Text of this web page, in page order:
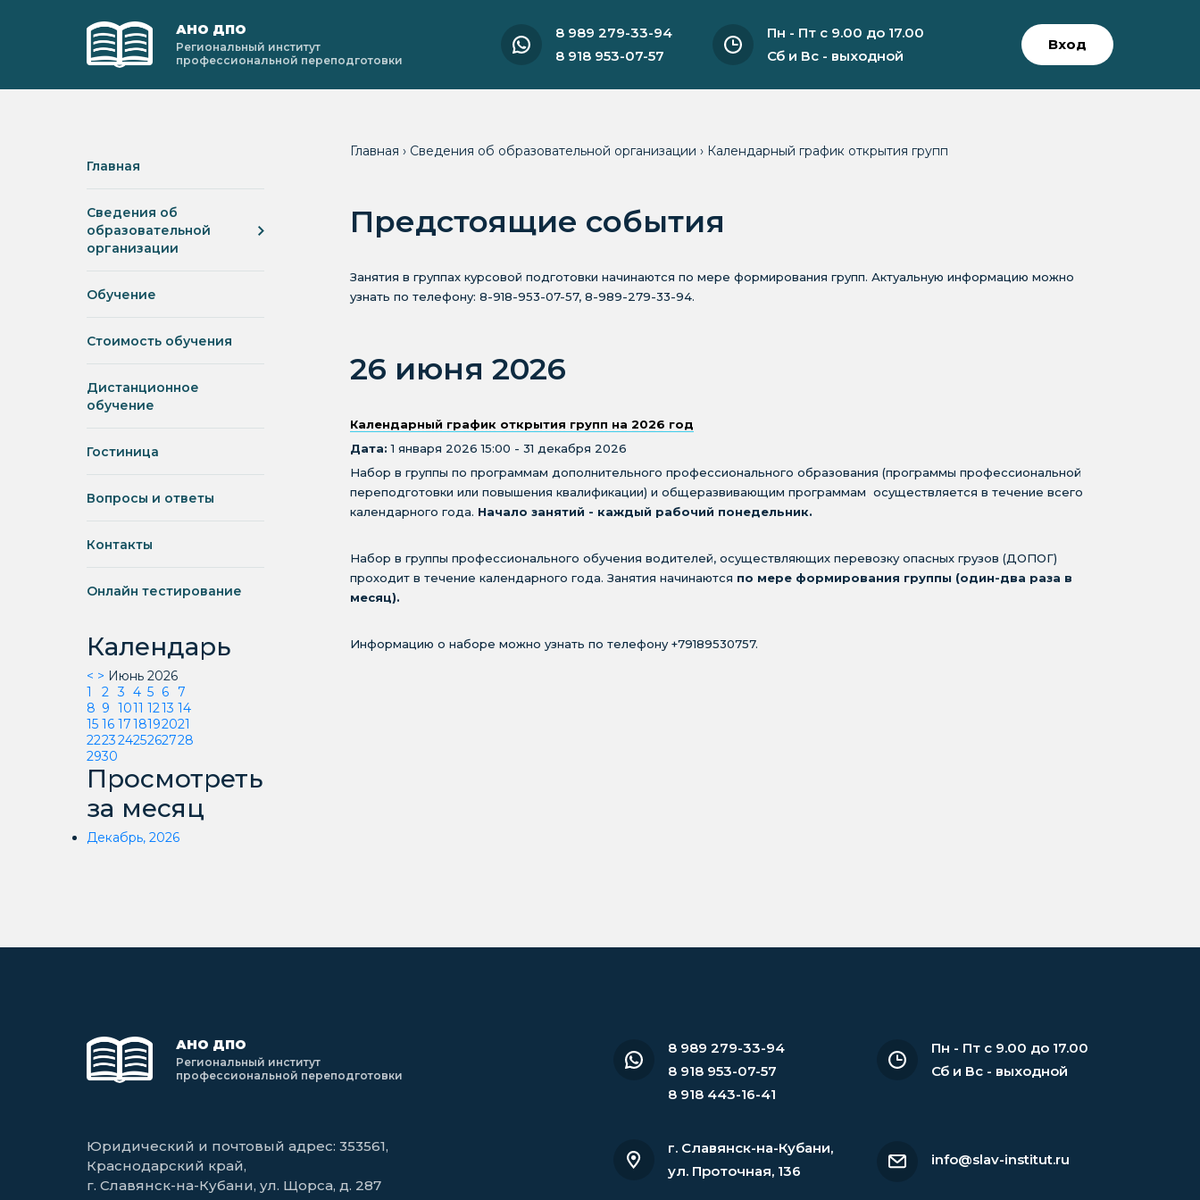
АНО ДПО
Региональный институт
профессиональной переподготовки
8 989 279-33-94
8 918 953-07-57
Пн - Пт с 9.00 до 17.00
Сб и Вс - выходной
Вход
Главная
Сведения об
образовательной
организации
Обучение
Стоимость обучения
Дистанционное
обучение
Гостиница
Вопросы и ответы
Контакты
Онлайн тестирование
Календарь
< > Июнь 2026
1
2 3 4 5 6
7
8 9 1011 1213 14
15 16 1718192021
22232425262728
2930
Просмотреть
за месяц
Декабрь, 2026
Главная › Сведения об образовательной организации › Календарный график открытия групп
Предстоящие события
Занятия в группах курсовой подготовки начинаются по мере формирования групп. Актуальную информацию можно
узнать по телефону: 8-918-953-07-57, 8-989-279-33-94.
26 июня 2026
Календарный график открытия групп на 2026 год
Дата: 1 января 2026 15:00 - 31 декабря 2026
Набор в группы по программам дополнительного профессионального образования (программы профессиональной
переподготовки или повышения квалификации) и общеразвивающим программам осуществляется в течение всего
календарного года. Начало занятий - каждый рабочий понедельник.
Набор в группы профессионального обучения водителей, осуществляющих перевозку опасных грузов (ДОПОГ)
проходит в течение календарного года. Занятия начинаются по мере формирования группы (один-два раза в
месяц).
Информацию о наборе можно узнать по телефону +79189530757.
АНО ДПО
Региональный институт
профессиональной переподготовки
Юридический и почтовый адрес: 353561,
Краснодарский край,
г. Славянск-на-Кубани, ул. Щорса, д. 287
8 989 279-33-94
8 918 953-07-57
8 918 443-16-41
Пн - Пт с 9.00 до 17.00
Сб и Вс - выходной
г. Славянск-на-Кубани,
ул. Проточная, 136
info@slav-institut.ru